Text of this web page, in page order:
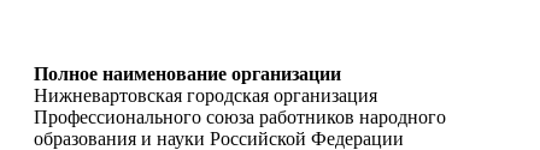
Полное наименование организации
Нижневартовская городская организация
Профессионального союза работников народного
образования и науки Российской Федерации